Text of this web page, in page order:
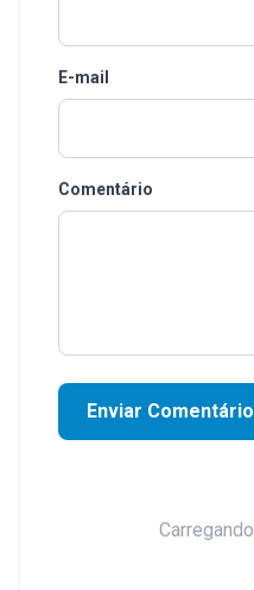
E-mail
Comentário
Enviar Comentário